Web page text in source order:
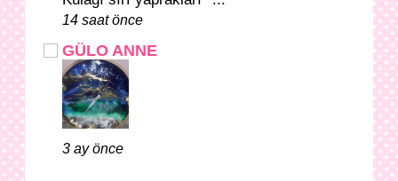
14 saat önce
GÜLO ANNE
3 ay önce